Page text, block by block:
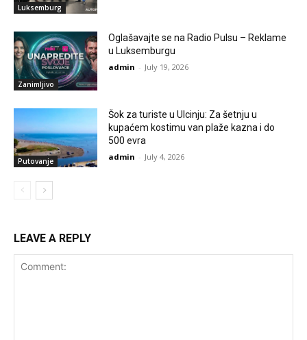
Luksemburg
Zanimljivo
Oglašavajte se na Radio Pulsu – Reklame
u Luksemburgu
admin - July 19, 2026
Putovanje
Šok za turiste u Ulcinju: Za šetnju u
kupaćem kostimu van plaže kazna i do
500 evra
admin - July 4, 2026
LEAVE A REPLY